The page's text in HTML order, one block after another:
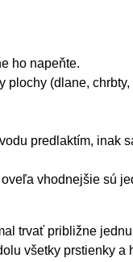
ho napeňte.
plochy (dlane,
predlaktím, inak
vhodnejšie sú
trvať približne
všetky prstienky a